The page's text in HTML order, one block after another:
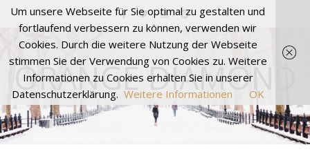
ORANGE DIAMOND
Um unsere Webseite für Sie optimal zu gestalten und
fortlaufend verbessern zu können, verwenden wir
Cookies. Durch die weitere Nutzung der Webseite
stimmen Sie der Verwendung von Cookies zu. Weitere
Informationen zu Cookies erhalten Sie in unserer
Datenschutzerklärung. Weitere Informationen OK